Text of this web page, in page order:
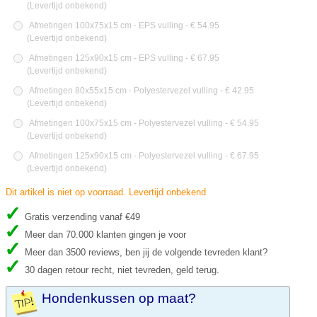
(Levertijd onbekend)
Afmetingen 100x75x15 cm - EPS vulling - € 54.95
(Levertijd onbekend)
Afmetingen 125x90x15 cm - EPS vulling - € 67.95
(Levertijd onbekend)
Afmetingen 80x55x15 cm - Polyestervezel vulling - € 42.95
(Levertijd onbekend)
Afmetingen 100x75x15 cm - Polyestervezel vulling - € 54.95
(Levertijd onbekend)
Afmetingen 125x90x15 cm - Polyestervezel vulling - € 67.95
(Levertijd onbekend)
Dit artikel is niet op voorraad. Levertijd onbekend
Gratis verzending vanaf €49
Meer dan 70.000 klanten gingen je voor
Meer dan 3500 reviews, ben jij de volgende tevreden klant?
30 dagen retour recht, niet tevreden, geld terug.
Hondenkussen op maat?